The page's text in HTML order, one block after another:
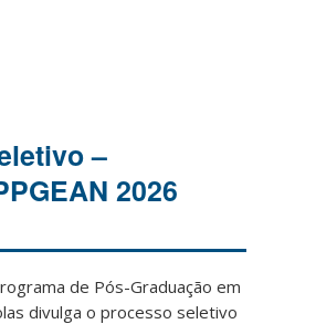
–
2026
de Pós-Graduação em
divulga o processo seletivo